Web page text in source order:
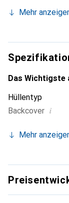
unverzichtbaren
die Marke
anspruchsvolle
Mehr
Das Wichtigste
Hüllentyp
Backcover i
Mehr